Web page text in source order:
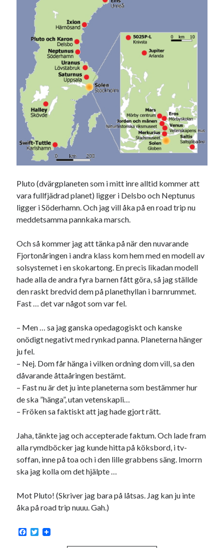
Pluto (dvärgplaneten som i mitt inre alltid kommer att
vara fullfjädrad planet) ligger i Delsbo och Neptunus
ligger i Söderhamn. Och jag vill åka på en road trip nu
meddetsamma pannkaka marsch.
Och så kommer jag att tänka på när den nuvarande
Fjortonåringen i andra klass kom hem med en modell av
solsystemet i en skokartong. En precis likadan modell
hade alla de andra fyra barnen fått göra, så jag ställde
den raskt bredvid dem på planethyllan i barnrummet.
Fast … det var något som var fel.
– Men … sa jag ganska opedagogiskt och kanske
onödigt negativt med rynkad panna. Planeterna hänger
ju fel.
– Nej. Dom får hänga i vilken ordning dom vill, sa den
dåvarande åttaåringen bestämt.
– Fast nu är det ju inte planeterna som bestämmer hur
de ska ”hänga”, utan vetenskapli…
– Fröken sa faktiskt att jag hade gjort rätt.
Jaha, tänkte jag och accepterade faktum. Och lade fram
alla rymdböcker jag kunde hitta på köksbord, i tv-
soffan, inne på toa och i den lille grabbens säng. Imorrn
ska jag kolla om det hjälpte …
Mot Pluto! (Skriver jag bara på låtsas. Jag kan ju inte
åka på road trip nuuu. Gah.)
F
T